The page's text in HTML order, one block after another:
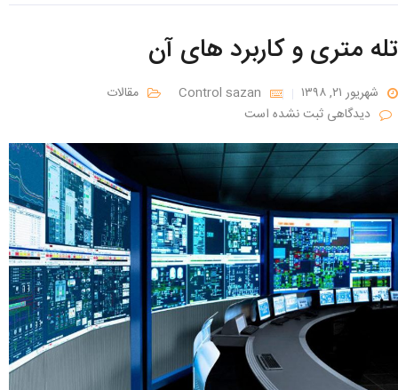
تله متری و کاربرد های آن
شهریور ۲۱, ۱۳۹۸ Control sazan
مقالات
دیدگاهی ثبت نشده است